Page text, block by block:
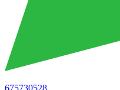
675730528